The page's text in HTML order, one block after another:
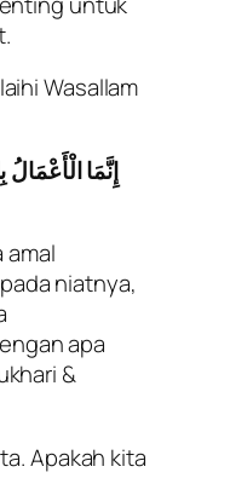
Wasallam
إِنَّمَا
amal
niatnya,
apa
&
Apakah kita